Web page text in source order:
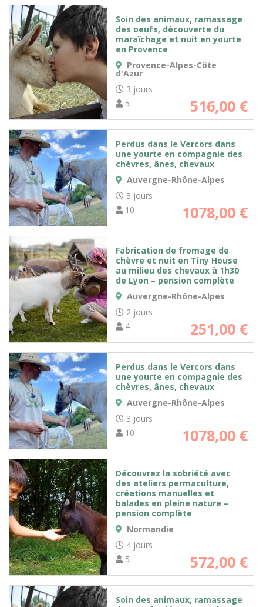
Soin des animaux, ramassage
des oeufs, découverte du
maraîchage et nuit en yourte
en Provence
Provence-Alpes-Côte
d'Azur
3 jours
5
516,00 €
Perdus dans le Vercors dans
une yourte en compagnie des
chèvres, ânes, chevaux
Auvergne-Rhône-Alpes
3 jours
10
1078,00 €
Fabrication de fromage de
chèvre et nuit en Tiny House
au milieu des chevaux à 1h30
de Lyon – pension complète
Auvergne-Rhône-Alpes
2 jours
4
251,00 €
Perdus dans le Vercors dans
une yourte en compagnie des
chèvres, ânes, chevaux
Auvergne-Rhône-Alpes
3 jours
10
1078,00 €
Découvrez la sobriété avec
des ateliers permaculture,
créations manuelles et
balades en pleine nature –
pension complète
Normandie
4 jours
5
572,00 €
Soin des animaux, ramassage